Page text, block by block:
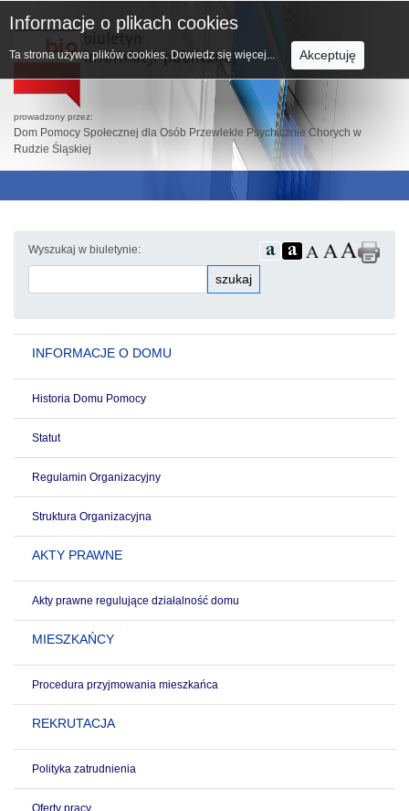
prowadzony przez:
Dom Pomocy Społecznej dla Osób Przewlekle Psychicznie Chorych w
Rudzie Śląskiej
Wyszukaj w biuletynie:
szukaj
INFORMACJE O DOMU
Historia Domu Pomocy
Statut
Regulamin Organizacyjny
Struktura Organizacyjna
AKTY PRAWNE
Akty prawne regulujące działalność domu
MIESZKAŃCY
Procedura przyjmowania mieszkańca
REKRUTACJA
Polityka zatrudnienia
Oferty pracy
Informacje o plikach cookies
Ta strona używa plików cookies. Dowiedz się więcej... Akceptuję